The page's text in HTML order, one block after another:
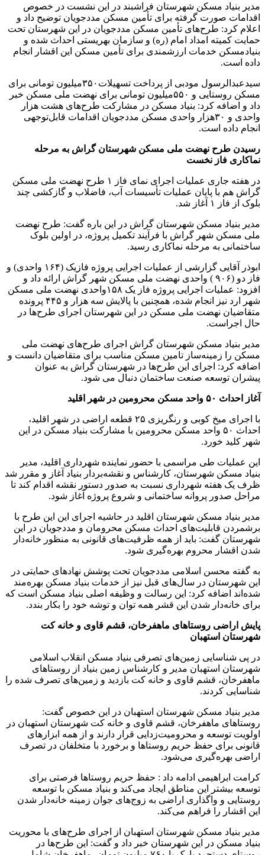
مدیر بنیاد مسکن شهرستان فراشبند در این نشست در خصوص
اقدامات صورت گرفته برای تأمین مسکن مددجویان توضیح داد و
اعلام کرد: طرح‌های تأمین مسکن مددجویان در این شهرستان تحت
حمایت کمیته امداد امام (ره) و سازمان بهریستی احداث شده و
بنیادمسکن خدمات ارزشمندی برای تأمین مسکن این اقشار انجام
داده است.
سیدعبدالرسول مودبی از پرداخت تسهیلات۳۵۰میلیون تومانی برای
مسکن روستایی و ۵۵۰میلیون تومانی برای نهضت ملی مسکن خبر
داد و اضافه کرد: بنیاد مسکن در مشارکت طرح‌های هشت هزار
واحدی و ۳۰هزار واحدی مسکن مددجویان اقدامات قابل‌توجهی
انجام داده است.
رسیدن طرح نهضت ملی مسکن شهرستان گراش به مرحله
نماکاری فاز نخست
در هفته جاری عملیات اجرای نمای فاز ۱ طرح نهضت ملی مسکن
گراش هم با پایان عملیات تأسیسات آب، فاضلاب و گازکشی چند
بلوک از فاز ۱ آغاز شد.
مدیر بنیاد مسکن شهرستان گراش در این باره گفت: طرح نهضت
ملی مسکن شهر گراش با فرآیند تکمیل پروژه، در اولین بلوک
ساختمانی به مرحله نماکاری رسید.
ابوذر آقایی گزارشی از عملیات اجرایی پروژه فازیک (۱۶۴ واحدی) و
فاز دو (۹۰۶ ) واحدی نهضت ملی مسکن شهر گراش ارائه داد و
افزود: عملیات اجرایی پروژه فاز یک ۱۵۸واحدی نهضت ملی مسکن
شهر ارد نیز انجام شده، همچنین با پالایش سه هزار و ۴۴۵ پرونده
متقاضیان نهضت ملی مسکن در این شهرستان اجرای طرح‌ها در
حال اجراست.
مدیر بنیاد مسکن شهرستان گراش اجرای طرح‌های نهضت ملی
مسکن را زمینه‌ساز تامین مسکن مناسب برای متقاضیان دانست و
اضافه کرد: اجرای این طرح‌ها در شهرستان گراش به عنوان
پیشران توسعه صنعت ساختمان دنبال می شود.
آغاز احداث ۵۰ واحد مسکن محرومین در شهر اقلید
با اجرای میخ کوبی و رنگریزی ۲۵ قطعه اراضی در شهر اقلید،
احداث ۵۰ واحد مسکن محرومین با مشارکت بنیاد مسکن در این
شهر کلید خورد.
این عملیات طی مراسمی با حضور نماینده شهرداری اقلید، مدیر
بنیاد مسکن شهرستان، کارشناس و نقشه‌بردار بنیاد آغاز و مقرر شد
ظرف یک هفته شهرداری نسبت به صدور دستور نقشه اقدام کند تا
مراحل صدور پروانه ساختمانی و شروع پروژه آغاز شود.
مدیر بنیاد مسکن شهرستان اقلید در حاشیه اجرای این این طرح با
برشمردن قابلیت‌های احداث مسکن محرومان و مددجویان در این
شهرستان گفت: باید از همه ظرفیت‌های قانونی به منظور خانه‌دار
شدن اقشار محروم بهره‌گیری شود.
به گفته محسن اسلامی مددجویان تحت پوشش نهادهای حمایتی در
این شهرستان در سال‌های قبل نیز از خدمات بنیاد مسکن بهره‌مند
شده‌اند اضافه کرد: این رسالت و وظیفه اصلی بنیاد مسکن است که
برای خانه‌دار شدن این قشر همه توان و توشه خود را بکار بندد.
پایش اراضی روستاهای ماهفرخان، قشم قاوی و خانه کت
شهرستان استهبان
در پی شناسایی زمین‌های تصرفی بنیاد مسکن انقلاب اسلامی
شهرستان استهبان مدیر و کارشناس زمین بنیاد از روستاهای
ماهفرخان، قشم قاوی و خانه کت بازدید و زمین‌های تصرف شده را
شناسایی کردند.
مدیر بنیاد مسکن شهرستان استهبان در این خصوص گفت:
روستاهای ماهفرخان، قشم قاوی و خانه کت شهرستان استهبان در
اولویت توسعه و محرومیت‌زدایی قرار دارند و از همه ابزارهای
قانونی برای حفظ حریم روستاها و برخورد با متخلفان در تصرف
اراضی بهره‌گیری می‌شود.
کرامت ابراهیمی ادامه داد : حفظ حریم روستاها فرصتی برای
توسعه بیشتر این مناطق ایجاد می‌کند و بنیاد مسکن با توسعه
روستایی و واگذاری اراضی به زوج‌های جوان زمینه خانه‌دار شدن
این اقشار را فراهم می‌کند.
مدیر بنیاد مسکن شهرستان استهبان از اجرای طرح‌های با محوریت
بنیاد مسکن در این شهرستان خبر داد و گفت: این طرح‌ها در